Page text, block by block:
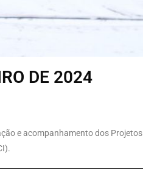
DE 2024
e acompanhamento dos Projetos